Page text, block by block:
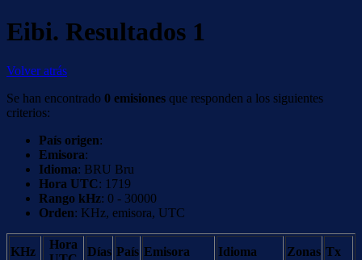
Eibi. Resultados 1
Volver atrás
Se han encontrado 0 emisiones que responden a los siguientes
criterios:
País origen:
Emisora:
Idioma: BRU Bru
Hora UTC: 1719
Rango kHz: 0 - 30000
Orden: KHz, emisora, UTC
KHz
Hora
Días País Emisora Idioma Zonas Tx